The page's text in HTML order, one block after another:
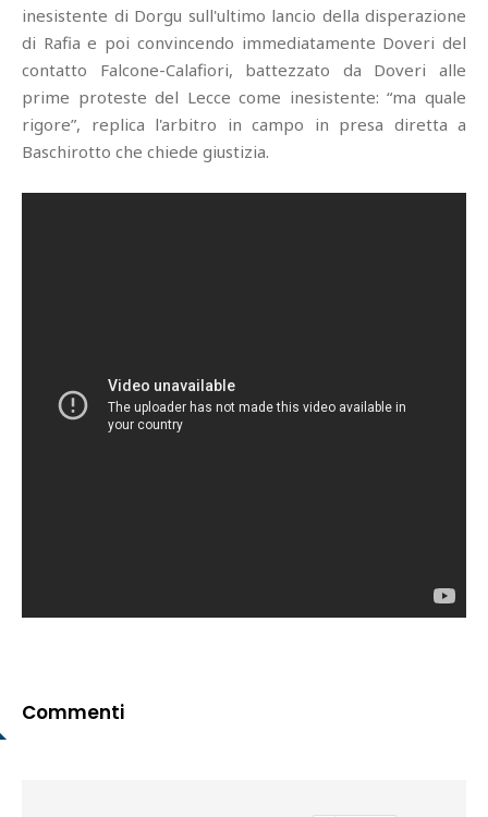
inesistente di Dorgu sull'ultimo lancio della disperazione
di Rafia e poi convincendo immediatamente Doveri del
contatto Falcone-Calafiori, battezzato da Doveri alle
prime proteste del Lecce come inesistente: “ma quale
rigore”, replica l'arbitro in campo in presa diretta a
Baschirotto che chiede giustizia.
Commenti